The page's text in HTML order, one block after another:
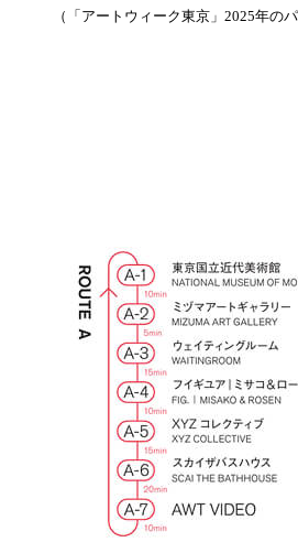
（「アートウィーク東京」2025年の